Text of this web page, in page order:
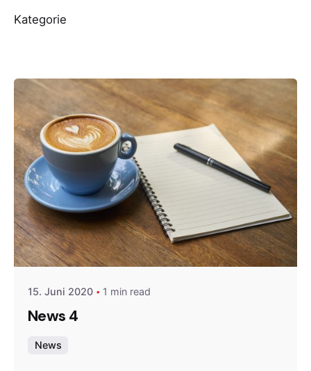
Kategorie
Posted by
Gernot
15. Juni 2020 1 min read
News 4
News